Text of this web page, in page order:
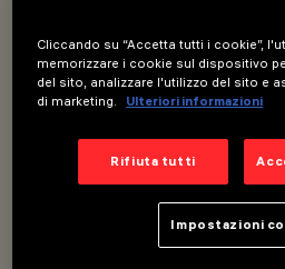
LED CoB a elevato indice di
Proiettore orientabile
48V Filorail.
Corpo composto
alluminio pressofuso
binario in zama verniciata.
Cliccando su “Accetta tutti i cookie”,
memorizzare i cookie sul dispositivo
del sito, analizzare l'utilizzo del sito e
di marketing.
Ulteriori informazioni
Rifiuta tutti
Impostazioni